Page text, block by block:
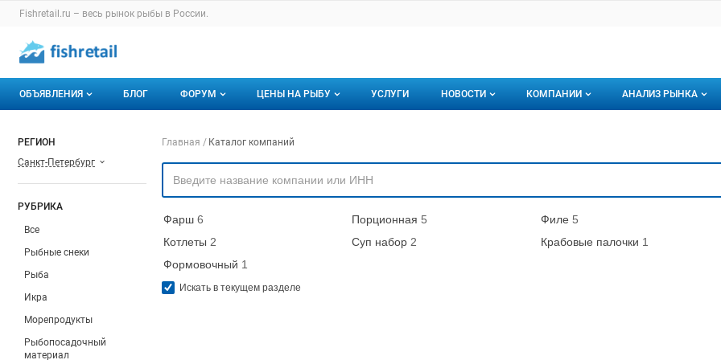
Раздел навигации по сайту fishretail.ru
Fishretail.ru – весь рынок рыбы в России.
Авторизация и меню пользователя
Навигация по разделам сайта fishretail.ru
ОБЪЯВЛЕНИЯ
Горячее предложение
БЛОГ ФОРУМ
Избранные
С моим участием
ЦЕНЫ НА РЫБУ
Актуальные мониторинги
Динамика цен
УСЛУГИ НОВОСТИ КОМПАНИИ
О каталоге компаний
Премиум размещение
АНАЛИЗ РЫНКА
Подписаться на
РЕГИОН
Санкт-Петербург
РУБРИКА
Все
Рыбные снеки
Рыба
Икра
Морепродукты
Рыбопосадочный
материал
Навигация по компаниям
Главная Каталог компаний
Фарш 6 Порционная 5 Филе 5
Котлеты 2 Суп набор 2 Крабовые палочки 1
Формовочный 1
Искать в текущем разделе